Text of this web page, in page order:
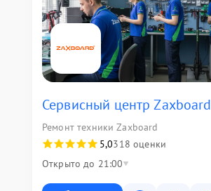
Сервисный центр Zaxboard
Ремонт техники Zaxboard
5,0318 оценки
Открыто до 21:00